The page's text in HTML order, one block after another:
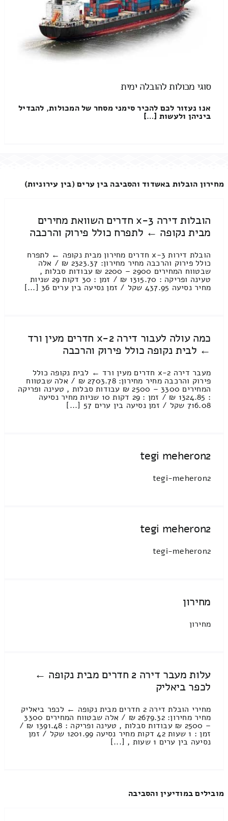
סוגי מכולות להובלה ימית
אנו נעזור לכם להכיר סימני מסחר של המכולות, להבדיל
ביניהן ולעשות […]
מחירון הובלות באשדוד והסביבה בין ערים (בין עירוניות)
הובלות דירה 3-x חדרים השוואת מחירים
מבית נקופה ← לתפרח כולל פירוק והרכבה
הובלת דירות 3-x חדרים מחירון מבית נקופה ← לתפרח
כולל פירוק והרכבה מחיר מחירון: 2323.37 ₪ / אלה
שבטווח המחירים 2900 – 2200 ₪ עבודות סבלות ,
טעינה ופריקה : 1315.70 ₪ / זמן : 30 דקות 29 שניות
מחיר נסיעה 437.95 שקל / זמן נסיעה בין ערים 36 [...]
כמה עולה לעבור דירה 2-x חדרים מעין ורד
← לבית נקופה כולל פירוק והרכבה
מעבר דירה 2-x חדרים מעין ורד ← לבית נקופה כולל
פירוק והרכבה מחיר מחירון: 2703.78 ₪ / אלה שבטווח
המחירים 3300 – 2500 ₪ עבודות סבלות , טעינה ופריקה
: 1324.85 ₪ / זמן : 29 דקות 10 שניות מחיר נסיעה
716.08 שקל / זמן נסיעה בין ערים 57 [...]
tegi meheron2
tegi-meheron2
tegi meheron2
tegi-meheron2
מחירון
מחירון
עלות מעבר דירה 2 חדרים מבית נקופה ←
לכפר ביאליק
מחירי הובלת דירה 2 חדרים מבית נקופה ← לכפר ביאליק
מחיר מחירון: 2679.32 ₪ / אלה שבטווח המחירים 3300
– 2500 ₪ עבודות סבלות , טעינה ופריקה : 1391.48 ₪ /
זמן : 1 שעות 42 דקות מחיר נסיעה 1201.99 שקל / זמן
נסיעה בין ערים 1 שעות , [...]
מובילים במודיעין והסביבה